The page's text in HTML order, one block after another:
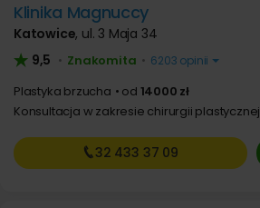
Klinika Magnuccy
Katowice, ul. 3 Maja 34
9,5 • Znakomita • 6203 opinii
Plastyka brzucha od 14000 zł
Konsultacja w zakresie chirurgii plastycznej
32 433 37 09